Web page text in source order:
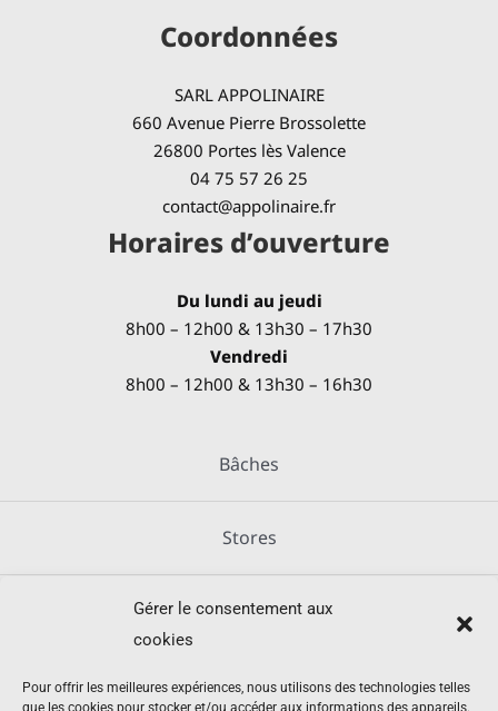
Gérer le consentement aux
cookies
Pour offrir les meilleures expériences, nous utilisons des technologies telles
que les cookies pour stocker et/ou accéder aux informations des appareils.
Coordonnées
SARL APPOLINAIRE
660 Avenue Pierre Brossolette
26800 Portes lès Valence
04 75 57 26 25
contact@appolinaire.fr
Horaires d’ouverture
Du lundi au jeudi
8h00 – 12h00 & 13h30 – 17h30
Vendredi
8h00 – 12h00 & 13h30 – 16h30
Bâches
Stores
Métallerie
Équipements agricoles